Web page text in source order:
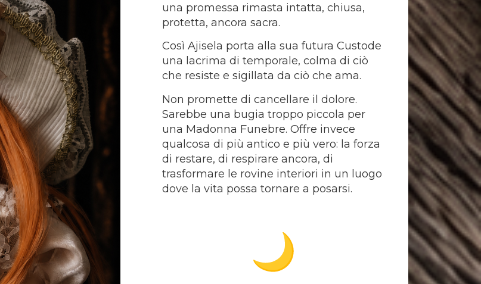
una promessa rimasta intatta, chiusa,
protetta, ancora sacra.
Così Ajisela porta alla sua futura Custode
una lacrima di temporale, colma di ciò
che resiste e sigillata da ciò che ama.
Non promette di cancellare il dolore.
Sarebbe una bugia troppo piccola per
una Madonna Funebre. Offre invece
qualcosa di più antico e più vero: la forza
di restare, di respirare ancora, di
trasformare le rovine interiori in un luogo
dove la vita possa tornare a posarsi.